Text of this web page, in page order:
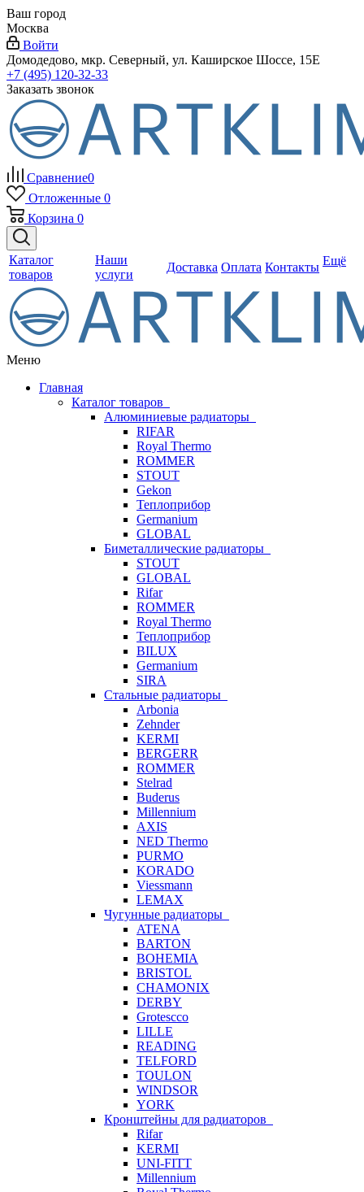
Ваш город
Москва
Войти
Домодедово, мкр. Северный, ул. Каширское Шоссе, 15Е
+7 (495) 120-32-33
Заказать звонок
Сравнение0
Отложенные 0
Корзина 0
Каталог
товаров
Наши
услуги
Доставка Оплата Контакты Ещё
Меню
Главная
Каталог товаров
Алюминиевые радиаторы
RIFAR
Royal Thermo
ROMMER
STOUT
Gekon
Теплоприбор
Germanium
GLOBAL
Биметаллические радиаторы
STOUT
GLOBAL
Rifar
ROMMER
Royal Thermo
Теплоприбор
BILUX
Germanium
SIRA
Стальные радиаторы
Arbonia
Zehnder
KERMI
BERGERR
ROMMER
Stelrad
Buderus
Millennium
AXIS
NED Thermo
PURMO
KORADO
Viessmann
LEMAX
Чугунные радиаторы
ATENA
BARTON
BOHEMIA
BRISTOL
CHAMONIX
DERBY
Grotescco
LILLE
READING
TELFORD
TOULON
WINDSOR
YORK
Кронштейны для радиаторов
Rifar
KERMI
UNI-FITT
Millennium